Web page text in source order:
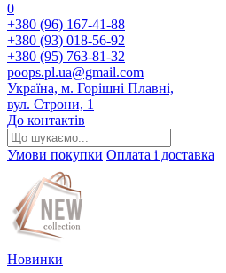
0
+380 (96) 167-41-88
+380 (93) 018-56-92
+380 (95) 763-81-32
poops.pl.ua@gmail.com
Україна, м. Горішні Плавні,
вул. Строни, 1
До контактів
Умови покупки Оплата і доставка
Новинки